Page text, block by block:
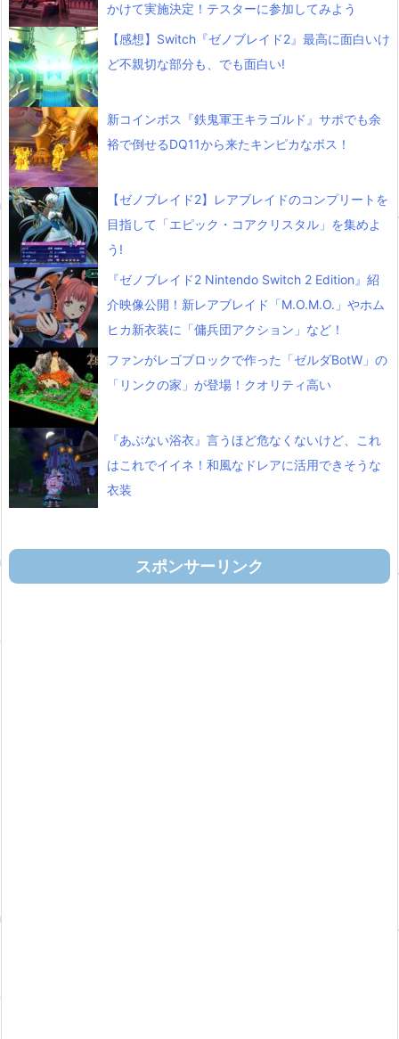
かけて実施決定！テスターに参加してみよう
【感想】Switch『ゼノブレイド2』最高に面白いけ
ど不親切な部分も、でも面白い!
新コインボス『鉄鬼軍王キラゴルド』サポでも余
裕で倒せるDQ11から来たキンピカなボス！
【ゼノブレイド2】レアブレイドのコンプリートを
目指して「エピック・コアクリスタル」を集めよ
う!
『ゼノブレイド2 Nintendo Switch 2 Edition』紹
介映像公開！新レアブレイド「M.O.M.O.」やホム
ヒカ新衣装に「傭兵団アクション」など！
ファンがレゴブロックで作った「ゼルダBotW」の
「リンクの家」が登場！クオリティ高い
『あぶない浴衣』言うほど危なくないけど、これ
はこれでイイネ！和風なドレアに活用できそうな
衣装
スポンサーリンク